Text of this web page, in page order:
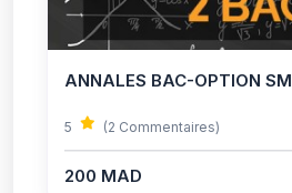
ANNALES BAC-OPTION SM
5 (2 Commentaires)
200 MAD